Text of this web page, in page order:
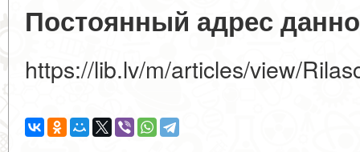
Постоянный адрес
https://lib.lv/m/articles/view/